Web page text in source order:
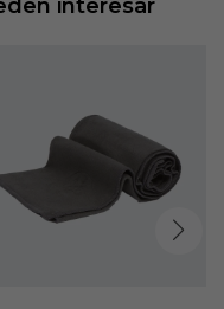
interesar